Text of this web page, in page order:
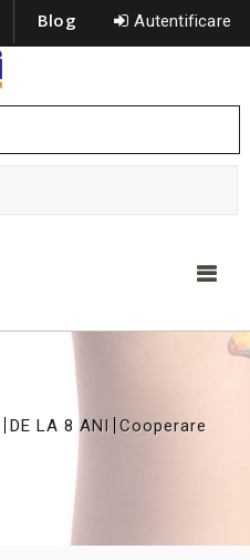
Autentificare
Blog
DE LA 8 ANI Cooperare